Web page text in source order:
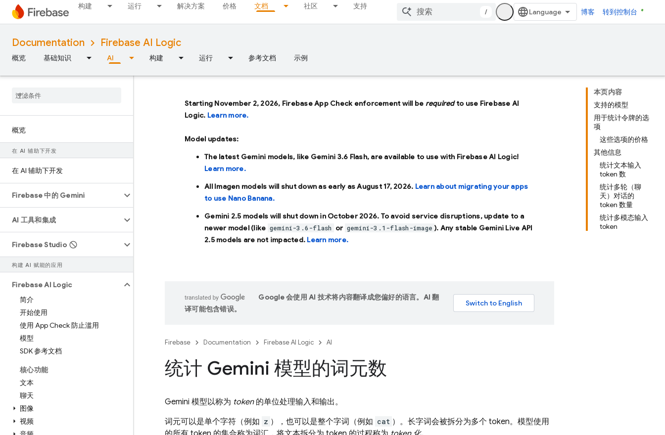
构建 运行 解决方案 价格 文档 社区 支持
/ 博客 转到控制台
Documentation Firebase AI Logic
概览 基础知识 AI 构建 运行 参考文档 示例
概览
在 AI 辅助下开发
在 AI 辅助下开发
Firebase 中的 Gemini
AI 工具和集成
Firebase Studio
构建 AI 赋能的应用
Firebase AI Logic
简介
开始使用
使用 App Check 防止滥用
模型
SDK 参考文档
核心功能
文本
聊天
图像
视频
本页内容
支持的模型
用于统计令牌的选
项
这些选项的价格
其他信息
统计文本输入
token 数
统计多轮（聊
天）对话的
token 数量
统计多模态输入
token
Starting November 2, 2026, Firebase App Check enforcement will be requiredto use Firebase AI
Logic. Learn more.
Model updates:
The latest Gemini models, like Gemini 3.6 Flash, are available to use with Firebase AI Logic!
Learn more.
All Imagen models will shut down as early asAugust 17, 2026. Learn about migrating your apps
to use Nano Banana.
Gemini 2.5 models will shut down in October 2026. To avoid service disruptions, update to a
newer model (like gemini-3.6-flash or gemini-3.1-flash-image ). Any stable Gemini Live API
2.5 models are not impacted. Learn more.
Google 会使用 AI 技术将内容翻译成您偏好的语言。AI 翻
译可能包含错误。
Firebase Documentation Firebase AI Logic AI
统计 Gemini 模型的词元数
Gemini 模型以称为 token的单位处理输入和输出。
词元可以是单个字符（例如 z ），也可以是整个字词（例如 cat ）。长字词会被拆分为多个 token。模型使用